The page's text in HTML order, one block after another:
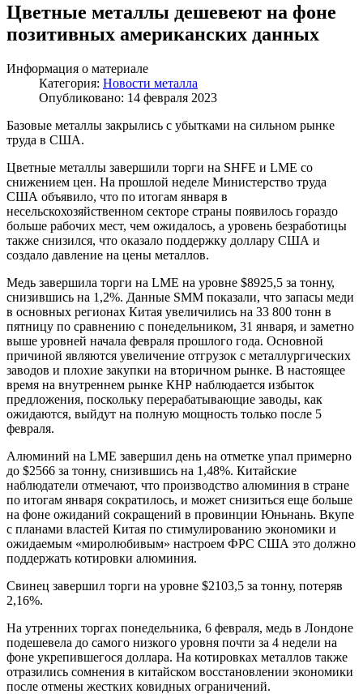
Цветные металлы дешевеют на фоне
позитивных американских данных
Информация о материале
Категория: Новости металла
Опубликовано: 14 февраля 2023
Базовые металлы закрылись с убытками на сильном рынке
труда в США.
Цветные металлы завершили торги на SHFE и LME со
снижением цен. На прошлой неделе Министерство труда
США объявило, что по итогам января в
несельскохозяйственном секторе страны появилось гораздо
больше рабочих мест, чем ожидалось, а уровень безработицы
также снизился, что оказало поддержку доллару США и
создало давление на цены металлов.
Медь завершила торги на LME на уровне $8925,5 за тонну,
снизившись на 1,2%. Данные SMM показали, что запасы меди
в основных регионах Китая увеличились на 33 800 тонн в
пятницу по сравнению с понедельником, 31 января, и заметно
выше уровней начала февраля прошлого года. Основной
причиной являются увеличение отгрузок с металлургических
заводов и плохие закупки на вторичном рынке. В настоящее
время на внутреннем рынке КНР наблюдается избыток
предложения, поскольку перерабатывающие заводы, как
ожидаются, выйдут на полную мощность только после 5
февраля.
Алюминий на LME завершил день на отметке упал примерно
до $2566 за тонну, снизившись на 1,48%. Китайские
наблюдатели отмечают, что производство алюминия в стране
по итогам января сократилось, и может снизиться еще больше
на фоне ожиданий сокращений в провинции Юньнань. Вкупе
с планами властей Китая по стимулированию экономики и
ожидаемым «миролюбивым» настроем ФРС США это должно
поддержать котировки алюминия.
Свинец завершил торги на уровне $2103,5 за тонну, потеряв
2,16%.
На утренних торгах понедельника, 6 февраля, медь в Лондоне
подешевела до самого низкого уровня почти за 4 недели на
фоне укрепившегося доллара. На котировках металлов также
отразились сомнения в китайском восстановлении экономики
после отмены жестких ковидных ограничений.